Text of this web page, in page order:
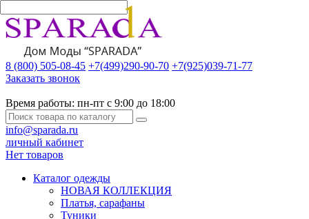
8 (800) 505-08-45 +7(499)290-90-70 +7(925)039-71-77
Заказать звонок
Время работы: пн-пт с 9:00 до 18:00
info@sparada.ru
личный кабинет
Нет товаров
Каталог одежды
НОВАЯ КОЛЛЕКЦИЯ
Платья, сарафаны
Туники